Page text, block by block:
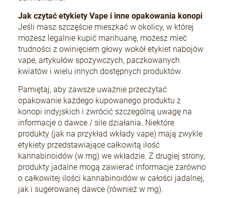
Jak czytać etykiety Vape i inne opakowania konopi
Jeśli masz szczęście mieszkać w okolicy, w której
możesz legalnie kupić marihuanę, możesz mieć
trudności z owinięciem głowy wokół etykiet nabojów
vape, artykułów spożywczych, paczkowanych
kwiatów i wielu innych dostępnych produktów.
Pamiętaj, aby zawsze uważnie przeczytać
opakowanie każdego kupowanego produktu z
konopi indyjskich i zwrócić szczególną uwagę na
informacje o dawce / sile działania. Niektóre
produkty (jak na przykład wkłady vape) mają zwykle
etykiety przedstawiające całkowitą ilość
kannabinoidów (w mg) we wkładzie. Z drugiej strony,
produkty jadalne mogą zawierać informacje zarówno
o całkowitej ilości kannabinoidów w całości jadalnej,
jak i sugerowanej dawce (również w mg).